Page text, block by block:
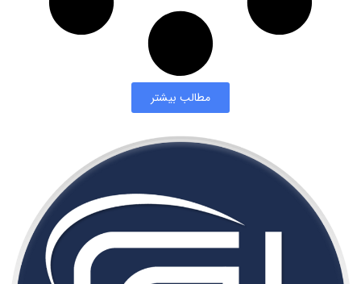
مطالب بیشتر